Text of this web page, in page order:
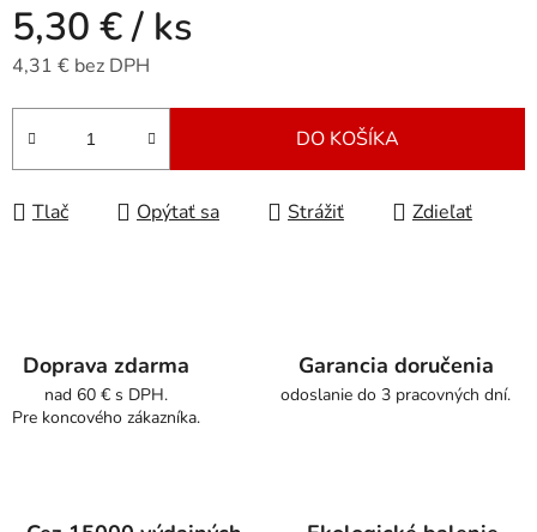
5,30 €/ ks
4,31 € bez DPH
Jednotková cena:
DO KOŠÍKA
Tlač Opýtať sa Strážiť Zdieľať
Doprava zdarma
nad 60 € s DPH.
Pre koncového zákazníka.
Garancia doručenia
odoslanie do 3 pracovných dní.